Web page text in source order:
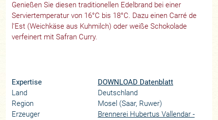
Genießen Sie diesen traditionellen Edelbrand bei einer
Serviertemperatur von 16°C bis 18°C. Dazu einen Carré de
l’Est (Weichkäse aus Kuhmilch) oder weiße Schokolade
verfeinert mit Safran Curry.
Expertise
DOWNLOAD Datenblatt
Land
Deutschland
Region
Mosel (Saar, Ruwer)
Erzeuger
Brennerei Hubertus Vallendar -